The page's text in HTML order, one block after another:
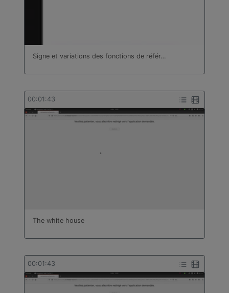
Signe et variations des fonctions de référ…
00:01:43
The white house
00:01:43